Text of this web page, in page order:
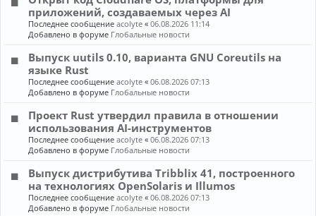
приложений, создаваемых через AI
Последнее сообщениеacolyte «06.08.2026 11:14
Добавлено в форуме Глобальные новости
Выпуск uutils 0.10, варианта GNU Coreutils на
языке Rust
Последнее сообщениеacolyte «06.08.2026 07:13
Добавлено в форуме Глобальные новости
Проект Rust утвердил правила в отношении
использования AI-инструментов
Последнее сообщениеacolyte «06.08.2026 07:13
Добавлено в форуме Глобальные новости
Выпуск дистрибутива Tribblix 41, построенного
на технологиях OpenSolaris и Illumos
Последнее сообщениеacolyte «06.08.2026 07:13
Добавлено в форуме Глобальные новости